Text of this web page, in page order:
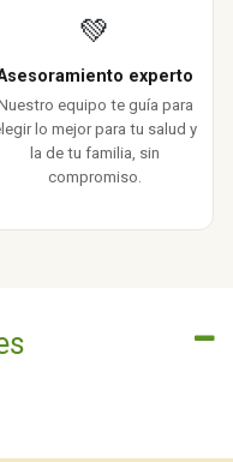
💚
experto
equipo te guía para
lo mejor para tu salud y
la de tu familia, sin
compromiso.